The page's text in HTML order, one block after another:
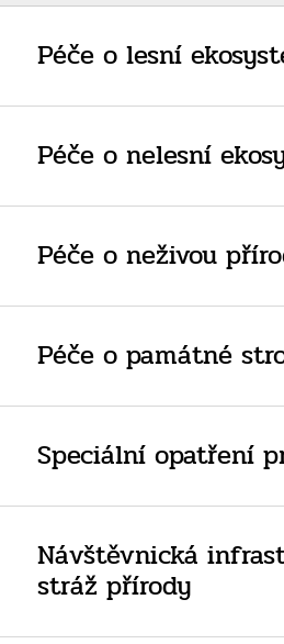
Péče o lesní
Péče o nelesní
Péče o neživou
Péče o památné
Speciální opatření
Návštěvnická
stráž přírody